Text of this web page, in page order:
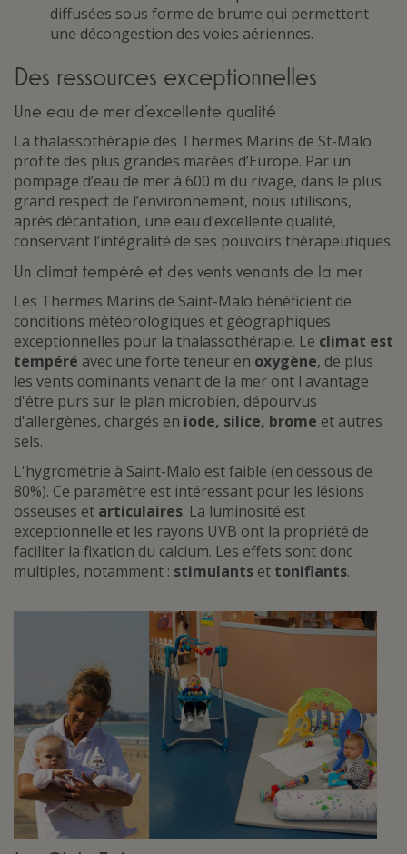
diffusées sous forme de brume qui permettent
une décongestion des voies aériennes.
Des ressources exceptionnelles
Une eau de mer d’excellente qualité
La thalassothérapie des Thermes Marins de St-Malo
profite des plus grandes marées d’Europe. Par un
pompage d’eau de mer à 600 m du rivage, dans le plus
grand respect de l’environnement, nous utilisons,
après décantation, une eau d’excellente qualité,
conservant l’intégralité de ses pouvoirs thérapeutiques.
Un climat tempéré et des vents venants de la mer
Les Thermes Marins de Saint-Malo bénéficient de
conditions météorologiques et géographiques
exceptionnelles pour la thalassothérapie. Le climat est
tempéré avec une forte teneur en oxygène, de plus
les vents dominants venant de la mer ont l'avantage
d'être purs sur le plan microbien, dépourvus
d'allergènes, chargés en iode, silice, brome et autres
sels.
L'hygrométrie à Saint-Malo est faible (en dessous de
80%). Ce paramètre est intéressant pour les lésions
osseuses et articulaires. La luminosité est
exceptionnelle et les rayons UVB ont la propriété de
faciliter la fixation du calcium. Les effets sont donc
multiples, notamment : stimulants et tonifiants.